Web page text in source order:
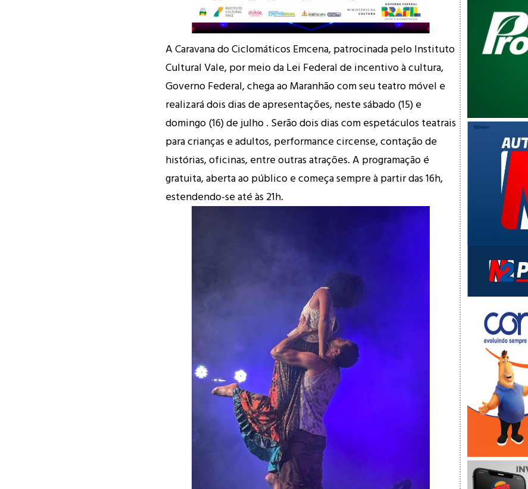
A Caravana do Ciclomáticos Emcena, patrocinada pelo Instituto
Cultural Vale, por meio da Lei Federal de incentivo à cultura,
Governo Federal, chega ao Maranhão com seu teatro móvel e
realizará dois dias de apresentações, neste sábado (15) e
domingo (16) de julho . Serão dois dias com espetáculos teatrais
para crianças e adultos, performance circense, contação de
histórias, oficinas, entre outras atrações. A programação é
gratuita, aberta ao público e começa sempre à partir das 16h,
estendendo-se até às 21h.